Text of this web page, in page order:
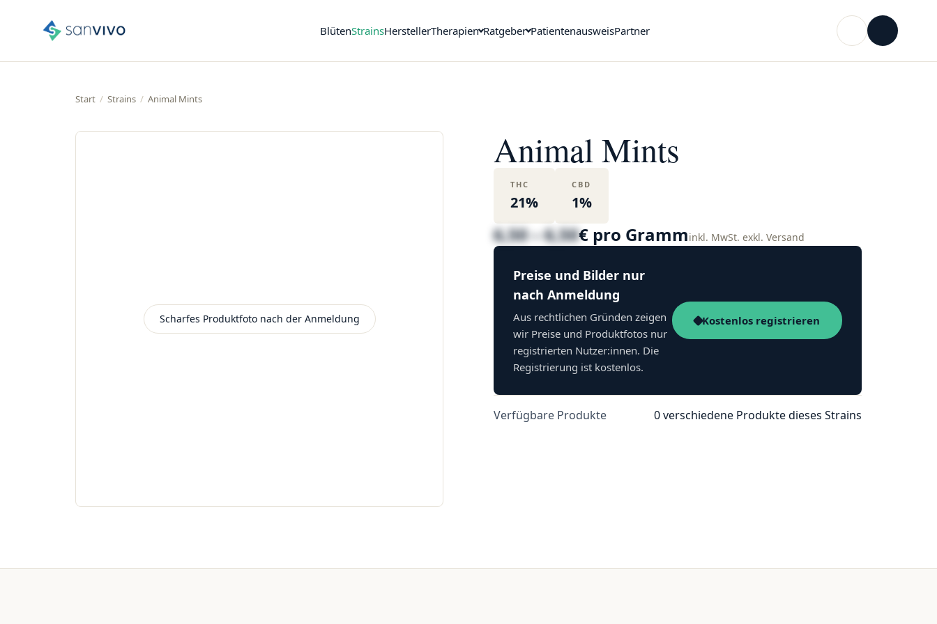
BlütenStrainsHerstellerTherapien Ratgeber PatientenausweisPartner
Start / Strains / Animal Mints
Scharfes Produktfoto nach der Anmeldung
Animal Mints
THC
21%
CBD
1%
6,50 – 6,50€ pro Gramminkl. MwSt. exkl. Versand
Preise und Bilder nur
nach Anmeldung
Aus rechtlichen Gründen zeigen
wir Preise und Produktfotos nur
registrierten Nutzer:innen. Die
Registrierung ist kostenlos.
Kostenlos registrieren
Verfügbare Produkte 0 verschiedene Produkte dieses Strains